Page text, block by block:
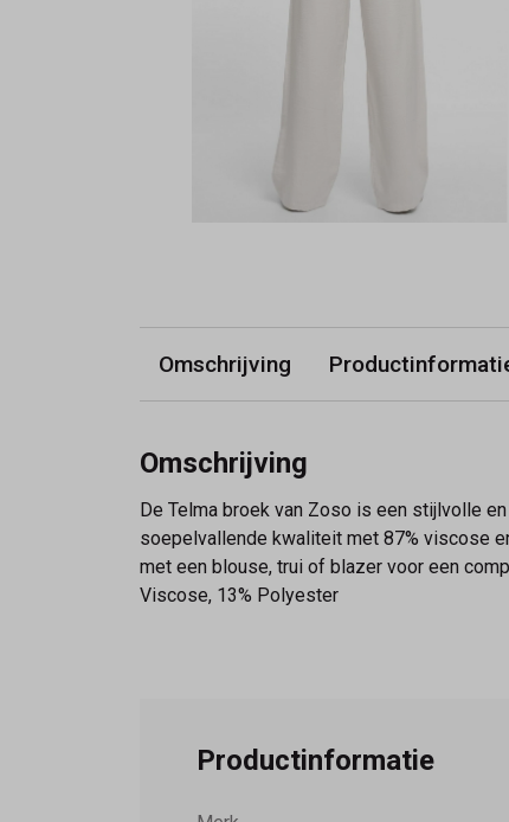
Omschrijving
Omschrijving
De Telma broek van Zoso is een stijlvolle
soepelvallende kwaliteit met 87% viscose
met een blouse, trui of blazer voor een
Viscose, 13% Polyester
Productinformatie